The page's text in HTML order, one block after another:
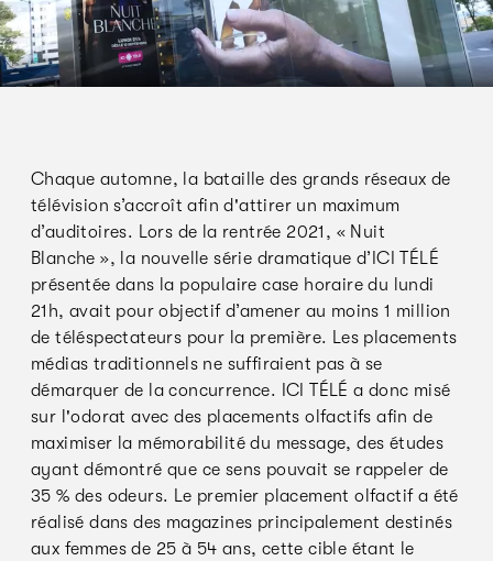
Chaque automne, la bataille des grands réseaux de
télévision s’accroît afin d'attirer un maximum
d’auditoires. Lors de la rentrée 2021, « Nuit
Blanche », la nouvelle série dramatique d’ICI TÉLÉ
présentée dans la populaire case horaire du lundi
21h, avait pour objectif d’amener au moins 1 million
de téléspectateurs pour la première. Les placements
médias traditionnels ne suffiraient pas à se
démarquer de la concurrence. ICI TÉLÉ a donc misé
sur l'odorat avec des placements olfactifs afin de
maximiser la mémorabilité du message, des études
ayant démontré que ce sens pouvait se rappeler de
35 % des odeurs. Le premier placement olfactif a été
réalisé dans des magazines principalement destinés
aux femmes de 25 à 54 ans, cette cible étant le